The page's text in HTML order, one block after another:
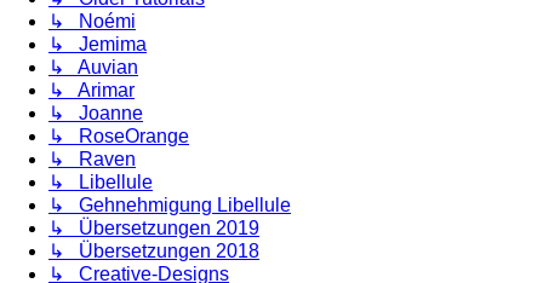
↳ Noémi
↳ Jemima
↳ Auvian
↳ Arimar
↳ Joanne
↳ RoseOrange
↳ Raven
↳ Libellule
↳ Gehnehmigung Libellule
↳ Übersetzungen 2019
↳ Übersetzungen 2018
↳ Creative-Designs